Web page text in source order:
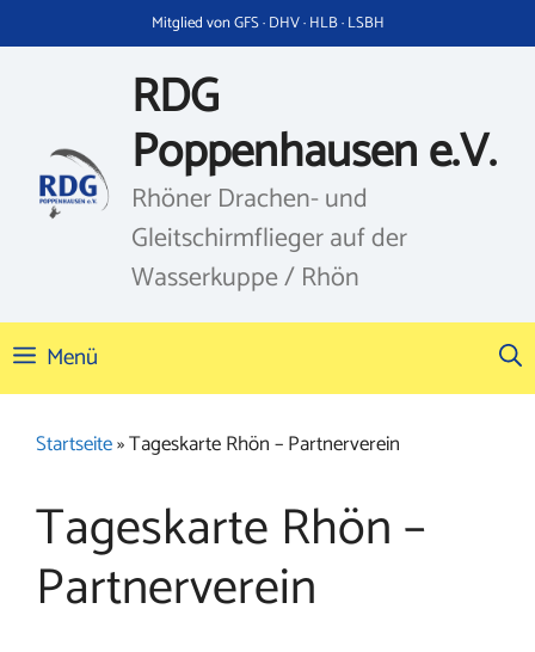
Inhalt
Mitglied von GFS · DHV · HLB · LSBH
RDG
Poppenhausen e.V.
Rhöner Drachen- und
Gleitschirmflieger auf der
Wasserkuppe / Rhön
Menü
Startseite»Tageskarte Rhön – Partnerverein
Tageskarte Rhön –
Partnerverein